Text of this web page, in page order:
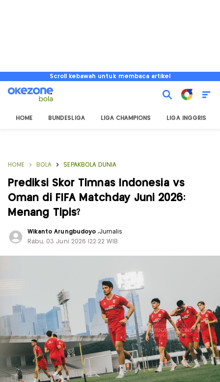
Scroll kebawah untuk membaca artikel
HOME BUNDESLIGA LIGA CHAMPIONS LIGA INGGRIS
HOME BOLA SEPAKBOLA DUNIA
Prediksi Skor Timnas Indonesia vs
Oman di FIFA Matchday Juni 2026:
Menang Tipis?
Wikanto Arungbudoyo ,Jurnalis
Rabu, 03 Juni 2026 |22:22 WIB